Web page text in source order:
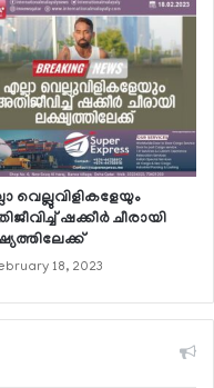
വെല്ലുവിളികളേയും
ഷക്കീര്‍ ചീരായി
18, 2023